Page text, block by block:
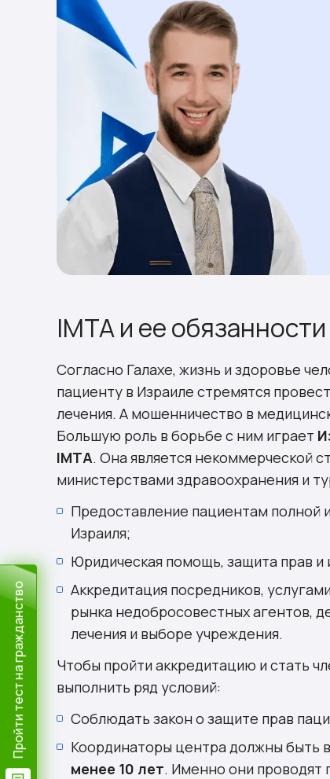
IMTA и ее обязанности
Согласно Галахе, жизнь и здоровье
пациенту в Израиле стремятся
лечения. А мошенничество в
Большую роль в борьбе с ним играет
IMTA. Она является некоммерческой
министерствами здравоохранения и
Предоставление пациентам полной
Израиля;
Юридическая помощь, защита прав
Аккредитация посредников,
рынка недобросовестных агентов,
лечения и выборе учреждения.
Чтобы пройти аккредитацию и стать
выполнить ряд условий:
Соблюдать закон о защите прав
Координаторы центра должны быть
менее 10 лет. Именно они
Пройти тест на гражданство